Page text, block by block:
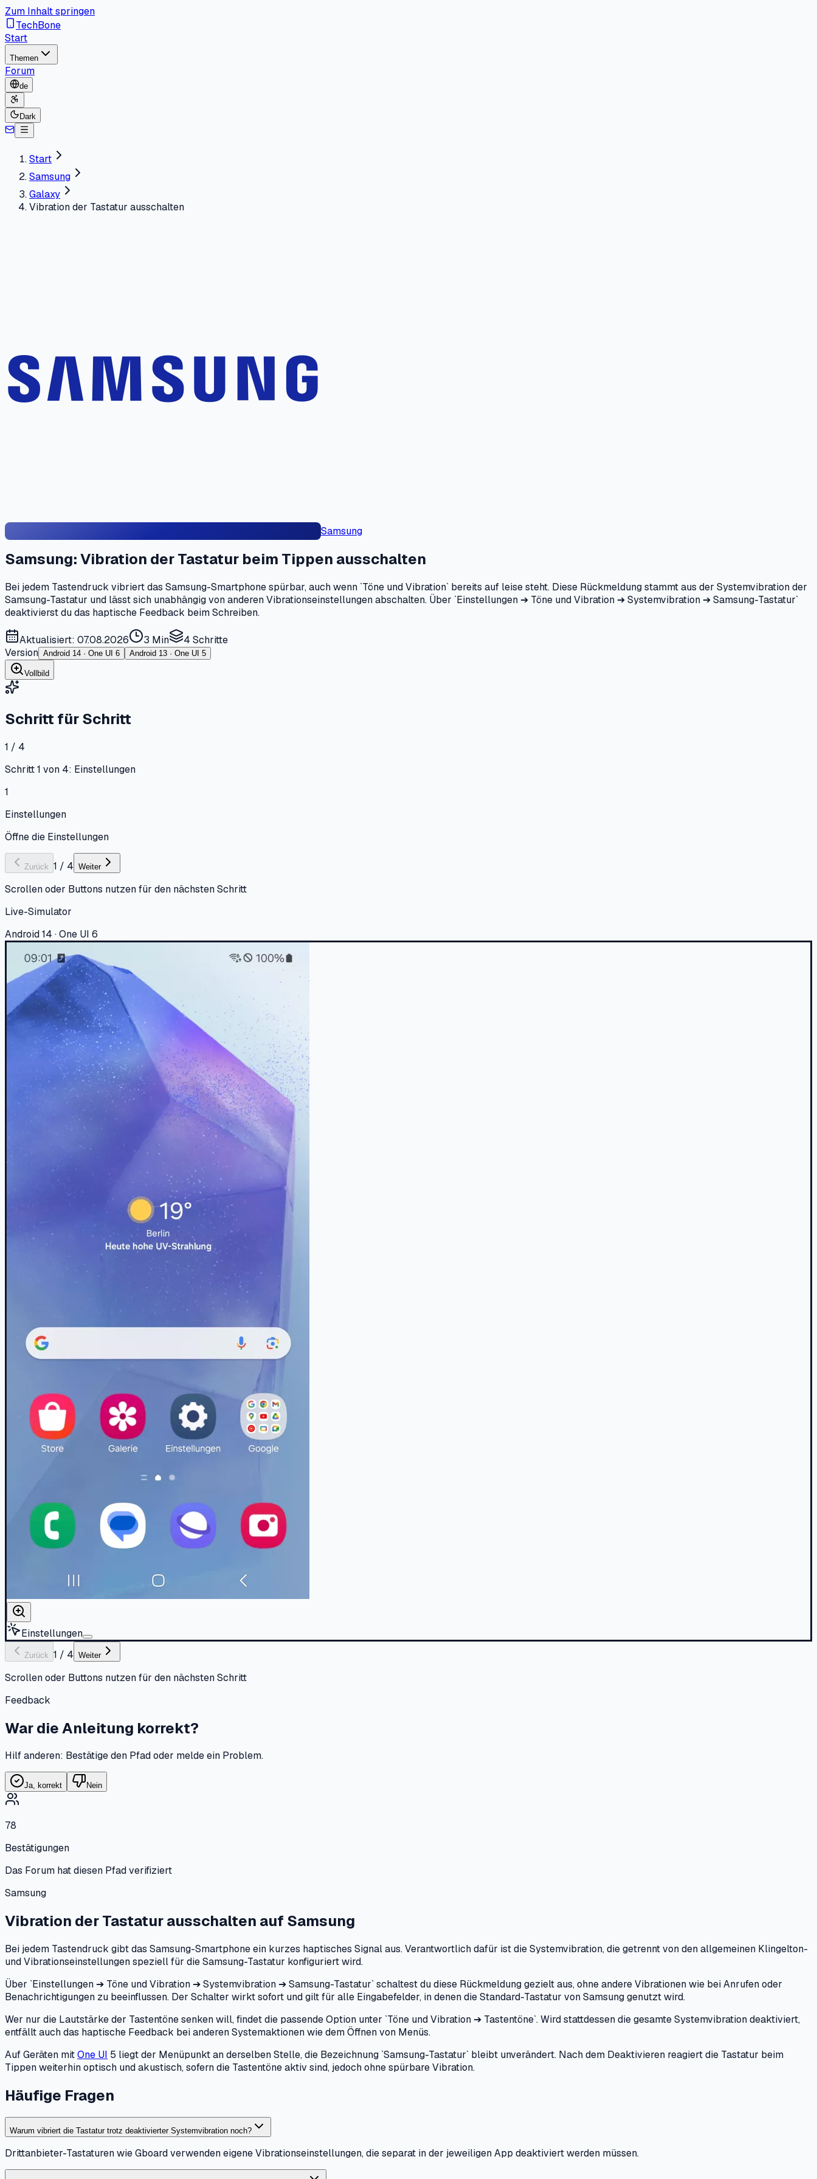
Zum Inhalt springen
TechBone
Start
Themen
Forum
de
Dark
Start
Samsung
Galaxy
Vibration der Tastatur ausschalten
Samsung
Samsung: Vibration der Tastatur beim Tippen ausschalten
Bei jedem Tastendruck vibriert das Samsung-Smartphone spürbar, auch wenn `Töne und Vibration` bereits auf leise steht. Diese Rückmeldung stammt aus der Systemvibration der
Samsung-Tastatur und lässt sich unabhängig von anderen Vibrationseinstellungen abschalten. Über `Einstellungen ➔ Töne und Vibration ➔ Systemvibration ➔ Samsung-Tastatur`
deaktivierst du das haptische Feedback beim Schreiben.
Aktualisiert: 07.08.2026 3 Min 4 Schritte
Version Android 14 · One UI 6 Android 13 · One UI 5
Vollbild
Schritt für Schritt
1 / 4
Schritt 1 von 4: Einstellungen
1
Einstellungen
Öffne die Einstellungen
Zurück 1 / 4 Weiter
Scrollen oder Buttons nutzen für den nächsten Schritt
Live-Simulator
Android 14 · One UI 6
Einstellungen
Zurück 1 / 4 Weiter
Scrollen oder Buttons nutzen für den nächsten Schritt
Feedback
War die Anleitung korrekt?
Hilf anderen: Bestätige den Pfad oder melde ein Problem.
Ja, korrekt Nein
78
Bestätigungen
Das Forum hat diesen Pfad verifiziert
Samsung
Vibration der Tastatur ausschalten auf Samsung
Bei jedem Tastendruck gibt das Samsung-Smartphone ein kurzes haptisches Signal aus. Verantwortlich dafür ist die Systemvibration, die getrennt von den allgemeinen Klingelton-
und Vibrationseinstellungen speziell für die Samsung-Tastatur konfiguriert wird.
Über `Einstellungen ➔ Töne und Vibration ➔ Systemvibration ➔ Samsung-Tastatur` schaltest du diese Rückmeldung gezielt aus, ohne andere Vibrationen wie bei Anrufen oder
Benachrichtigungen zu beeinflussen. Der Schalter wirkt sofort und gilt für alle Eingabefelder, in denen die Standard-Tastatur von Samsung genutzt wird.
Wer nur die Lautstärke der Tastentöne senken will, findet die passende Option unter `Töne und Vibration ➔ Tastentöne`. Wird stattdessen die gesamte Systemvibration deaktiviert,
entfällt auch das haptische Feedback bei anderen Systemaktionen wie dem Öffnen von Menüs.
Auf Geräten mitOne UI 5 liegt der Menüpunkt an derselben Stelle, die Bezeichnung `Samsung-Tastatur` bleibt unverändert. Nach dem Deaktivieren reagiert die Tastatur beim
Tippen weiterhin optisch und akustisch, sofern die Tastentöne aktiv sind, jedoch ohne spürbare Vibration.
Häufige Fragen
Warum vibriert die Tastatur trotz deaktivierter Systemvibration noch?
Drittanbieter-Tastaturen wie Gboard verwenden eigene Vibrationseinstellungen, die separat in der jeweiligen App deaktiviert werden müssen.